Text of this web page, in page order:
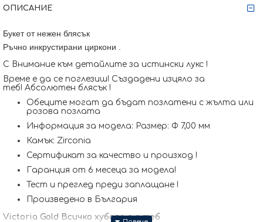
ОПИСАНИЕ
Букет от нежен блясък
Ръчно инкрустирани циркони
С Внимание към детайлите за истински лукс !
Време е да се поглезиш! Създадени изцяло за
теб! Абсолютен блясък !
Обеците могат да бъдат позлатени с жълта или
розова позлата
Информация за модела: Размер: Ф 7,00 мм
Камък: Zirconia
Сертификат за качество и произход !
Гаранция от 6 месеца за модела!
Тест и преглед преди заплащане !
Произведено в България
Victoria Gold Всичко хубаво е с теб